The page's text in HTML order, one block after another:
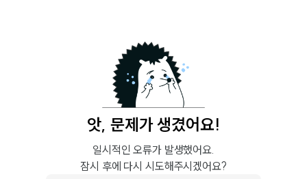
앗, 문제가 생겼어요!
일시적인 오류가 발생했어요.
잠시 후에 다시 시도해주시겠어요?